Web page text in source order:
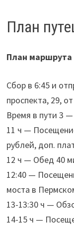
План
План
Сбор в 6:45 и
проспекта, 29,
Время в пути 3
11 ч —
рублей, доп.
12 ч — Обед 40
12:40 —
моста в
13-13:30 ч —
14-15 ч —